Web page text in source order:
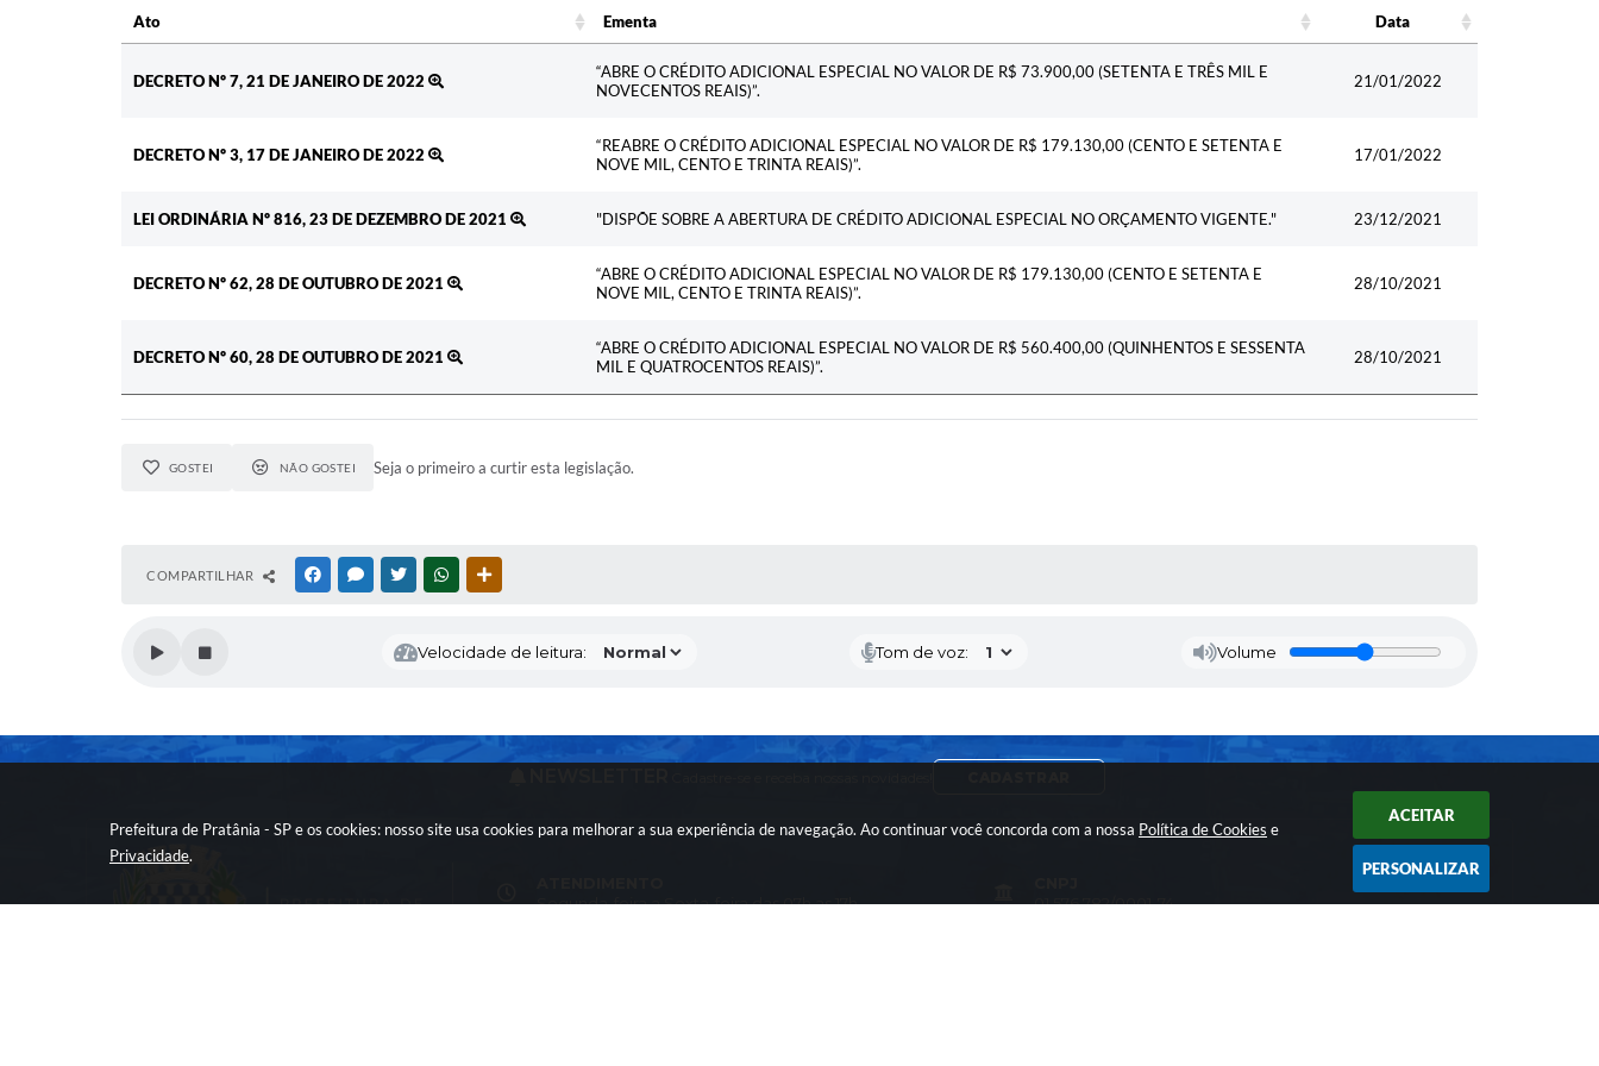
Prefeitura de Pratânia - SP e os cookies: nosso site usa cookies para melhorar a sua experiência de navegação. Ao continuar você concorda com a nossa Política de Cookies e
Privacidade.
ACEITAR
PERSONALIZAR
Ato Ementa
Data
DECRETO Nº 7, 21 DE JANEIRO DE 2022
“ABRE O CRÉDITO ADICIONAL ESPECIAL NO VALOR DE R$ 73.900,00 (SETENTA E TRÊS MIL E
NOVECENTOS REAIS)”.
21/01/2022
DECRETO Nº 3, 17 DE JANEIRO DE 2022
“REABRE O CRÉDITO ADICIONAL ESPECIAL NO VALOR DE R$ 179.130,00 (CENTO E SETENTA E
NOVE MIL, CENTO E TRINTA REAIS)”.
17/01/2022
LEI ORDINÁRIA Nº 816, 23 DE DEZEMBRO DE 2021 "DISPÕE SOBRE A ABERTURA DE CRÉDITO ADICIONAL ESPECIAL NO ORÇAMENTO VIGENTE." 23/12/2021
DECRETO Nº 62, 28 DE OUTUBRO DE 2021
“ABRE O CRÉDITO ADICIONAL ESPECIAL NO VALOR DE R$ 179.130,00 (CENTO E SETENTA E
NOVE MIL, CENTO E TRINTA REAIS)”.
28/10/2021
DECRETO Nº 60, 28 DE OUTUBRO DE 2021
“ABRE O CRÉDITO ADICIONAL ESPECIAL NO VALOR DE R$ 560.400,00 (QUINHENTOS E SESSENTA
MIL E QUATROCENTOS REAIS)”.
28/10/2021
GOSTEI NÃO GOSTEI Seja o primeiro a curtir esta legislação.
COMPARTILHAR FACEBOOKMESSENGER
TWITTERWHATSAPP
Velocidade de leitura: Tom de voz: Volume
Segunda-feira a Sexta-feira das 07h as 17h
01.576.782/0001-74